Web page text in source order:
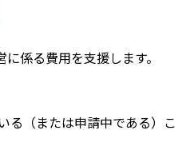
係る費用を支援します。
る（または申請中である）こ